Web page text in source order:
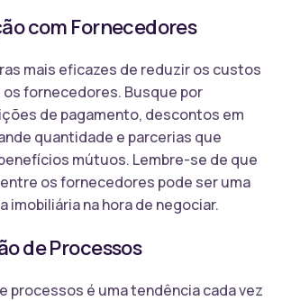
com Fornecedores
mais eficazes de reduzir os custos
os fornecedores. Busque por
de pagamento, descontos em
quantidade e parcerias que
mútuos. Lembre-se de que
os fornecedores pode ser uma
imobiliária na hora de negociar.
de Processos
processos é uma tendência cada vez